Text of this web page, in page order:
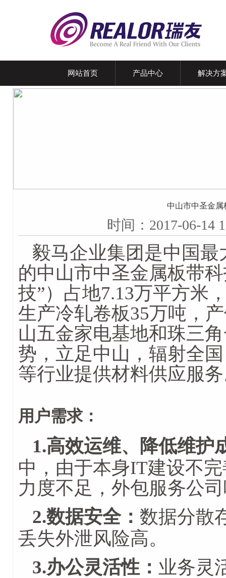
网站首页 产品中心 解决方
中山市中圣金
时间：2017-06-14
毅马企业集团是中国
的中山市中圣金属板带
技”）占地7.13万平方米
生产冷轧卷板35万吨，
山五金家电基地和珠三
势，立足中山，辐射全
等行业提供材料供应服
用户需求：
1.高效运维、降低维护
中，由于本身IT建设不
力度不足，外包服务公
2.数据安全： 数据分散
丢失外泄风险高。
3.办公灵活性： 业务灵